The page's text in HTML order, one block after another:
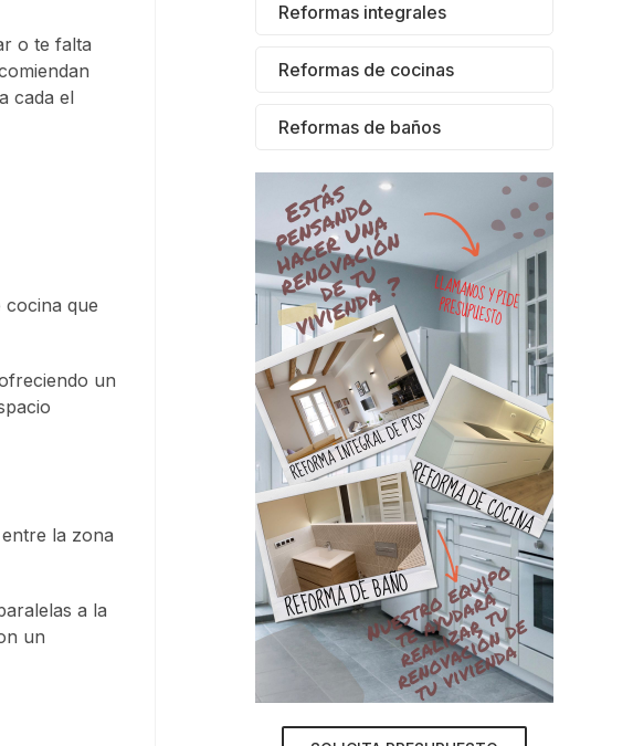
o te falta
cada el
cocina que
un
la zona
a la
un
Reformas integrales
Reformas de cocinas
Reformas de baños